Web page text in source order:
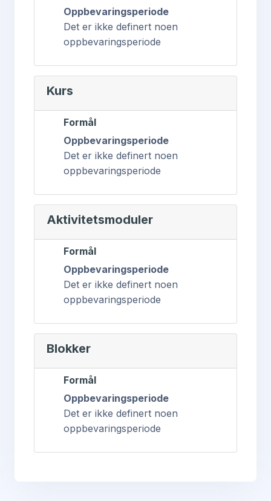
Oppbevaringsperiode
Det er ikke definert noen
oppbevaringsperiode
Kurs
Formål
Oppbevaringsperiode
Det er ikke definert noen
oppbevaringsperiode
Aktivitetsmoduler
Formål
Oppbevaringsperiode
Det er ikke definert noen
oppbevaringsperiode
Blokker
Formål
Oppbevaringsperiode
Det er ikke definert noen
oppbevaringsperiode